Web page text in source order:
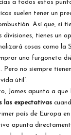
a todos estos
suelen tener un
Así que, si
divisiones, tienes un
cosas como la
una furgoneta
Pero no siempre
útil”.
James apunta a que
las expectativas
país de Europa
apunta